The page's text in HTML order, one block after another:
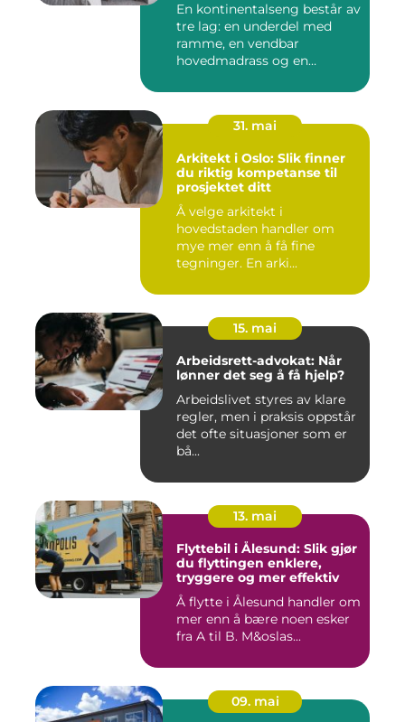
En kontinentalseng består av
tre lag: en underdel med
ramme, en vendbar
hovedmadrass og en
31. mai
Arkitekt i Oslo: Slik finner
du riktig kompetanse til
prosjektet ditt
Å velge arkitekt i
hovedstaden handler om
mye mer enn å få fine
tegninger. En arki...
15. mai
Arbeidsrett-advokat: Når
lønner det seg å få hjelp?
Arbeidslivet styres av klare
regler, men i praksis oppstår
det ofte situasjoner som er
bå...
13. mai
Flyttebil i Ålesund: Slik gjør
du flyttingen enklere,
tryggere og mer effektiv
Å flytte i Ålesund handler om
mer enn å bære noen esker
fra A til B. M&oslas...
09. mai